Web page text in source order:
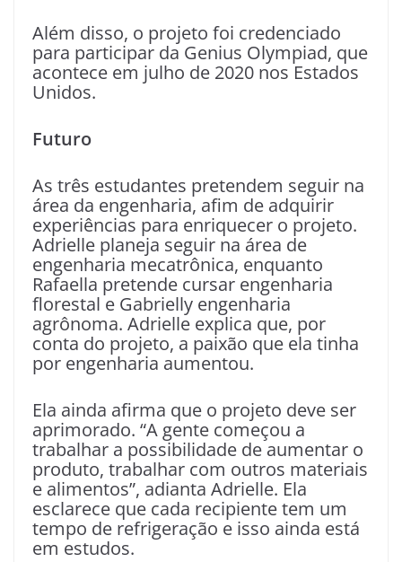
Além disso, o projeto foi credenciado
para participar da Genius Olympiad, que
acontece em julho de 2020 nos Estados
Unidos.
Futuro
As três estudantes pretendem seguir na
área da engenharia, afim de adquirir
experiências para enriquecer o projeto.
Adrielle planeja seguir na área de
engenharia mecatrônica, enquanto
Rafaella pretende cursar engenharia
florestal e Gabrielly engenharia
agrônoma. Adrielle explica que, por
conta do projeto, a paixão que ela tinha
por engenharia aumentou.
Ela ainda afirma que o projeto deve ser
aprimorado. “A gente começou a
trabalhar a possibilidade de aumentar o
produto, trabalhar com outros materiais
e alimentos”, adianta Adrielle. Ela
esclarece que cada recipiente tem um
tempo de refrigeração e isso ainda está
em estudos.